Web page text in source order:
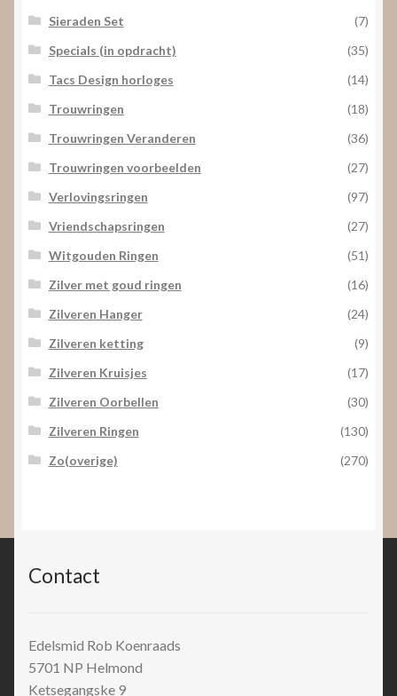
Sieraden Set
(7)
Specials (in opdracht)
(35)
Tacs Design horloges
(14)
Trouwringen
(18)
Trouwringen Veranderen
(36)
Trouwringen voorbeelden
(27)
Verlovingsringen
(97)
Vriendschapsringen
(27)
Witgouden Ringen
(51)
Zilver met goud ringen
(16)
Zilveren Hanger
(24)
Zilveren ketting
(9)
Zilveren Kruisjes
(17)
Zilveren Oorbellen
(30)
Zilveren Ringen
(130)
Zo(overige)
(270)
Contact
Edelsmid Rob Koenraads
5701 NP Helmond
Ketsegangske 9